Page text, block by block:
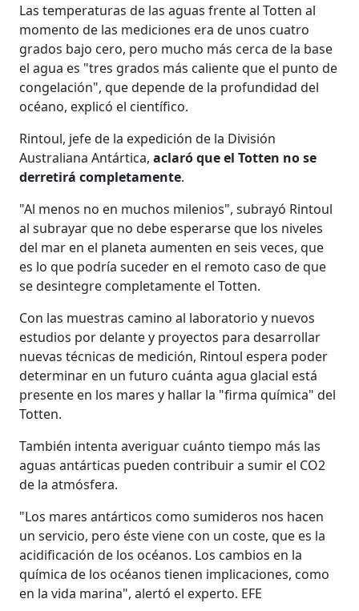
Las temperaturas de las aguas frente al Totten al
momento de las mediciones era de unos cuatro
grados bajo cero, pero mucho más cerca de la base
el agua es "tres grados más caliente que el punto de
congelación", que depende de la profundidad del
océano, explicó el científico.
Rintoul, jefe de la expedición de la División
Australiana Antártica,aclaró que el Totten no se
derretirá completamente.
"Al menos no en muchos milenios", subrayó Rintoul
al subrayar que no debe esperarse que los niveles
del mar en el planeta aumenten en seis veces, que
es lo que podría suceder en el remoto caso de que
se desintegre completamente el Totten.
Con las muestras camino al laboratorio y nuevos
estudios por delante y proyectos para desarrollar
nuevas técnicas de medición, Rintoul espera poder
determinar en un futuro cuánta agua glacial está
presente en los mares y hallar la "firma química" del
Totten.
También intenta averiguar cuánto tiempo más las
aguas antárticas pueden contribuir a sumir el CO2
de la atmósfera.
"Los mares antárticos como sumideros nos hacen
un servicio, pero éste viene con un coste, que es la
acidificación de los océanos. Los cambios en la
química de los océanos tienen implicaciones, como
en la vida marina", alertó el experto. EFE